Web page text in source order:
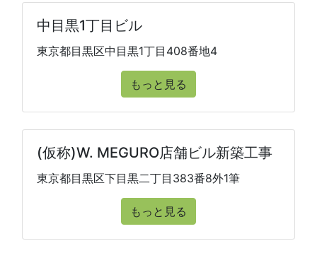
中目黒1丁目ビル
東京都目黒区中目黒1丁目408番地4
もっと見る
(仮称)W. MEGURO店舗ビル新築工事
東京都目黒区下目黒二丁目383番8外1筆
もっと見る